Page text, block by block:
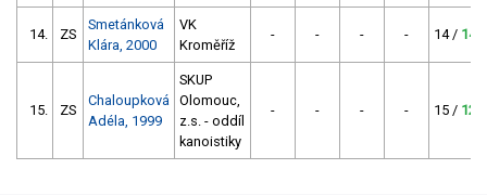
14. ZS
Smetánková
Klára, 2000
VK
Kroměříž
- - - - 14 / 14
15. ZS
Chaloupková
Adéla, 1999
SKUP
Olomouc,
z.s. - oddíl
kanoistiky
- - - - 15 / 12